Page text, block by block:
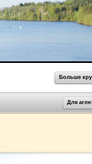
Больше
Для